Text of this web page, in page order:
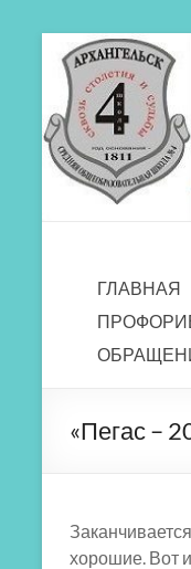
Перейти
содержимому
ГЛАВНАЯ
«Пегас –
хорошие. Вот